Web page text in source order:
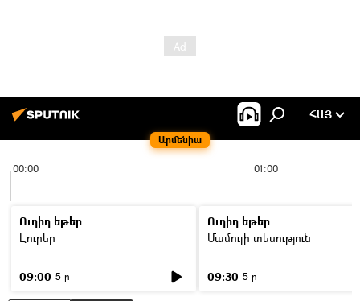
Արմենիա
ՀԱՅ
00:00 01:00
Ուղիղ եթեր
Լուրեր
09:00 5 ր
Ուղիղ եթեր
Մամուլի տեսություն
09:30 5 ր